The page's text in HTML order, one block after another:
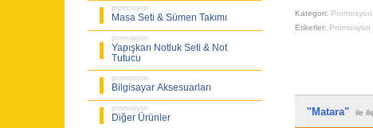
promosyon
Masa Seti & Sümen Takımı
promosyon
Yapışkan Notluk Seti & Not
Tutucu
promosyon
Bilgisayar Aksesuarları
promosyon
Diğer Ürünler
Kategori:
Etiketler: Promosyon
"Matara"ile